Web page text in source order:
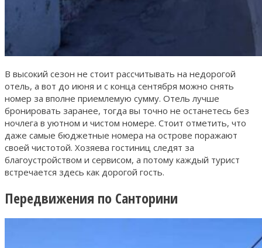
В высокий сезон не стоит рассчитывать на недорогой
отель, а вот до июня и с конца сентября можно снять
номер за вполне приемлемую сумму. Отель лучше
бронировать заранее, тогда вы точно не останетесь без
ночлега в уютном и чистом номере. Стоит отметить, что
даже самые бюджетные номера на острове поражают
своей чистотой. Хозяева гостиниц следят за
благоустройством и сервисом, а потому каждый турист
встречается здесь как дорогой гость.
Передвижения по Санторини